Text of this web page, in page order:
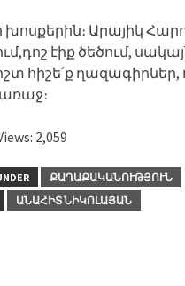
Արայիկ
էիք ծեծում,
հիշե՛ք
2,059
ՔԱՂԱՔԱԿԱՆՈՒԹՅՈՒՆ
ԱՆԱՀԻՏ ՆԻԿՈԼԱՅԱՆ